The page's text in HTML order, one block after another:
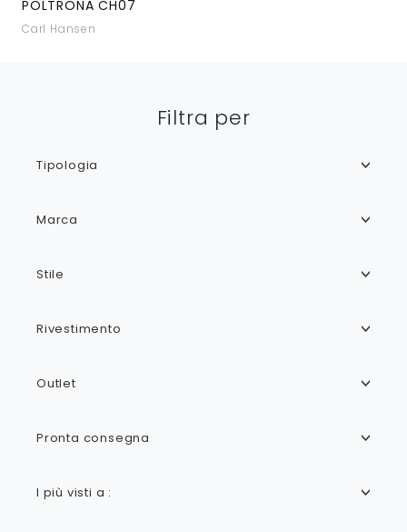
POLTRONA CH07
Carl Hansen
Filtra per
Tipologia
Marca
Stile
Rivestimento
Outlet
Pronta consegna
I più visti a :